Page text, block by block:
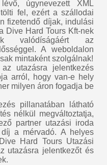
úgynevezett XML
fel, ezért a szállodai
fizetendő díjak, indulási
Dive Hard Tours Kft-nek
valódíságáért az
A weboldalon
mintaként szolgálnak!
utazásra jelentkezés
arról, hogy van-e hely
milyen áron fogadja be
pillanatában látható
nélkül megváltoztatja,
partner utazási iroda
a mérvadó. A helyes
Hard Tours Utazási
utazásra jelentkezőt és